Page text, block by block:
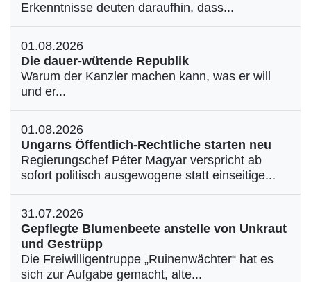
Erkenntnisse deuten daraufhin, dass...
01.08.2026
Die dauer-wütende Republik
Warum der Kanzler machen kann, was er will
und er...
01.08.2026
Ungarns Öffentlich-Rechtliche starten neu
Regierungschef Péter Magyar verspricht ab
sofort politisch ausgewogene statt einseitige...
31.07.2026
Gepflegte Blumenbeete anstelle von Unkraut
und Gestrüpp
Die Freiwilligentruppe „Ruinenwächter“ hat es
sich zur Aufgabe gemacht, alte...